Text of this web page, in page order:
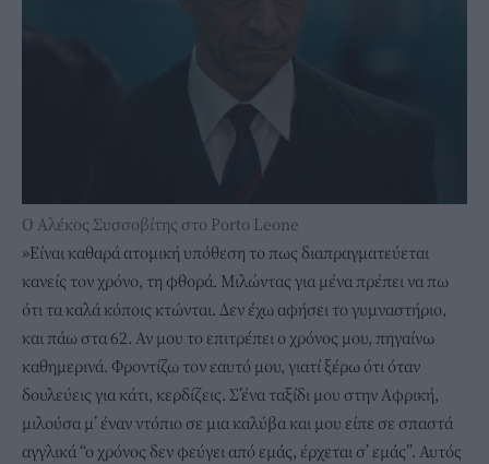
Ο Αλέκος Συσσοβίτης στο Porto Leone
»Είναι καθαρά ατομική υπόθεση το πως διαπραγματεύεται
κανείς τον χρόνο, τη φθορά. Μιλώντας για μένα πρέπει να πω
ότι τα καλά κόποις κτώνται. Δεν έχω αφήσει το γυμναστήριο,
και πάω στα 62. Αν μου το επιτρέπει ο χρόνος μου, πηγαίνω
καθημερινά. Φροντίζω τον εαυτό μου, γιατί ξέρω ότι όταν
δουλεύεις για κάτι, κερδίζεις. Σ’ένα ταξίδι μου στην Αφρική,
μιλούσα μ’ έναν ντόπιο σε μια καλύβα και μου είπε σε σπαστά
αγγλικά “ο χρόνος δεν φεύγει από εμάς, έρχεται σ’ εμάς”. Αυτός